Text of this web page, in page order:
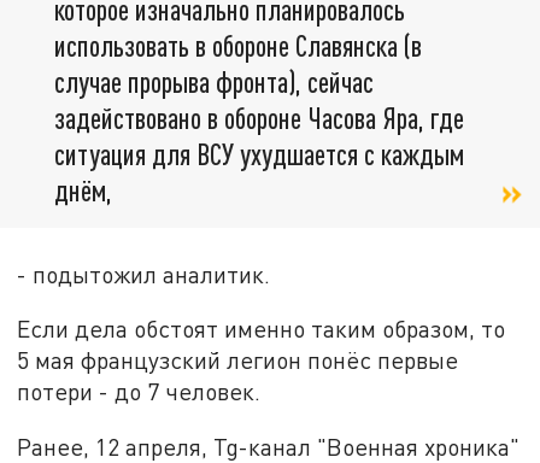
которое изначально планировалось
использовать в обороне Славянска (в
случае прорыва фронта), сейчас
задействовано в обороне Часова Яра, где
ситуация для ВСУ ухудшается с каждым
днём,
- подытожил аналитик.
Если дела обстоят именно таким образом, то
5 мая французский легион понёс первые
потери - до 7 человек.
Ранее, 12 апреля, Tg-канал "Военная хроника"